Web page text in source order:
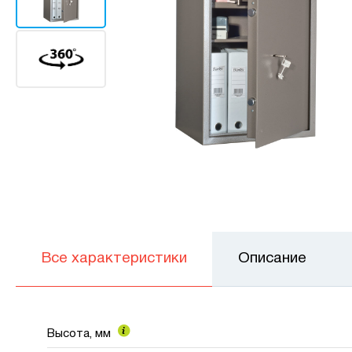
Все характеристики
Высота, мм
Описание